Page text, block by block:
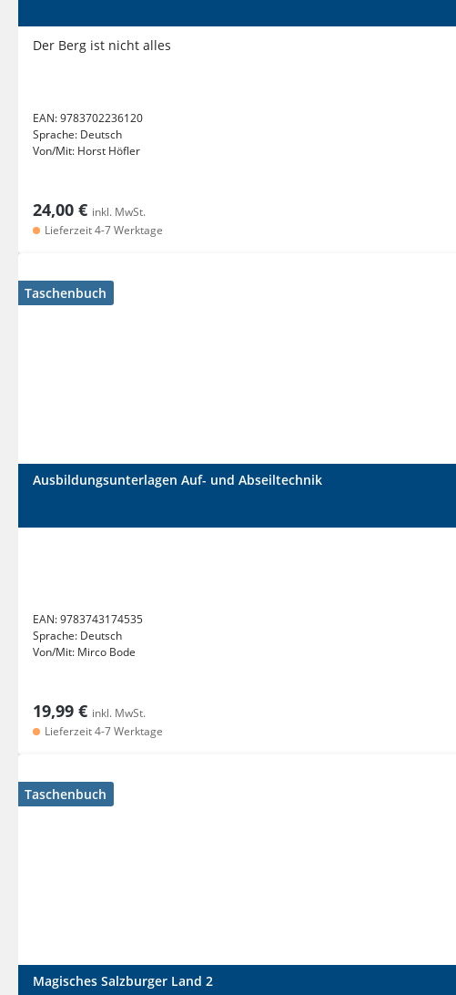
Der Berg ist nicht alles
EAN:9783702236120
Sprache: Deutsch
Von/Mit: Horst Höfler
24,00 € inkl. MwSt.
Lieferzeit 4-7 Werktage
Taschenbuch
Ausbildungsunterlagen Auf- und Abseiltechnik
EAN:9783743174535
Sprache: Deutsch
Von/Mit: Mirco Bode
19,99 € inkl. MwSt.
Lieferzeit 4-7 Werktage
Taschenbuch
Magisches Salzburger Land 2